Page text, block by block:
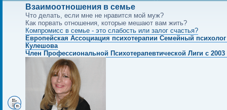
Взаимоотношения в семье
Что делать, если мне не нравится мой муж?
Как порвать отношения, которые мешают вам жить?
Компромисс в семье - это слабость или залог счастья?
Европейская Ассоциация психотерапии Семейный
Кулешова
Член Профессиональной Психотерапевтической Лиги с 2003